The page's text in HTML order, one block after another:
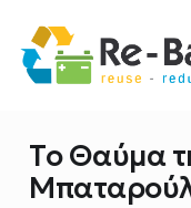
Το Θαύμα